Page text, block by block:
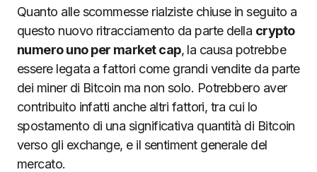
Quanto alle scommesse rialziste chiuse in seguito a
questo nuovo ritracciamento da parte della crypto
numero uno per market cap, la causa potrebbe
essere legata a fattori come grandi vendite da parte
dei miner di Bitcoin ma non solo. Potrebbero aver
contribuito infatti anche altri fattori, tra cui lo
spostamento di una significativa quantità di Bitcoin
verso gli exchange, e il sentiment generale del
mercato.